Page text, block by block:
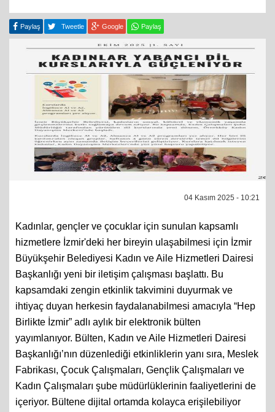
Paylaş Tweetle Google Paylaş
04 Kasım 2025 - 10:21
Kadınlar, gençler ve çocuklar için sunulan kapsamlı
hizmetlere İzmir'deki her bireyin ulaşabilmesi için İzmir
Büyükşehir Belediyesi Kadın ve Aile Hizmetleri Dairesi
Başkanlığı yeni bir iletişim çalışması başlattı. Bu
kapsamdaki zengin etkinlik takvimini duyurmak ve
ihtiyaç duyan herkesin faydalanabilmesi amacıyla “Hep
Birlikte İzmir” adlı aylık bir elektronik bülten
yayımlanıyor. Bülten, Kadın ve Aile Hizmetleri Dairesi
Başkanlığı’nın düzenlediği etkinliklerin yanı sıra, Meslek
Fabrikası, Çocuk Çalışmaları, Gençlik Çalışmaları ve
Kadın Çalışmaları şube müdürlüklerinin faaliyetlerini de
içeriyor. Bültene dijital ortamda kolayca erişilebiliyor